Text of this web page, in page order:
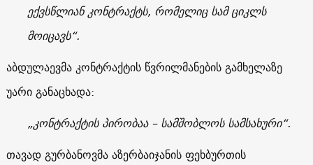
ექვსწლიან კონტრაქტს, რომელიც სამ ციკლს
მოიცავს“.
აბდულაევმა კონტრაქტის წვრილმანების გამხელაზე
უარი განაცხადა:
„კონტრაქტის პირობაა – სამშობლოს სამსახური“.
თავად გურბანოვმა აზერბაიჯანის ფეხბურთის